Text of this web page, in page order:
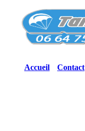
Accueil Contact